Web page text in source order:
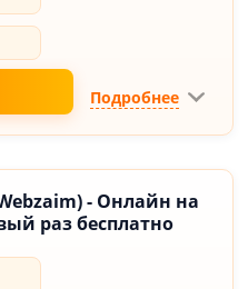
Подробнее
- Онлайн на
раз бесплатно